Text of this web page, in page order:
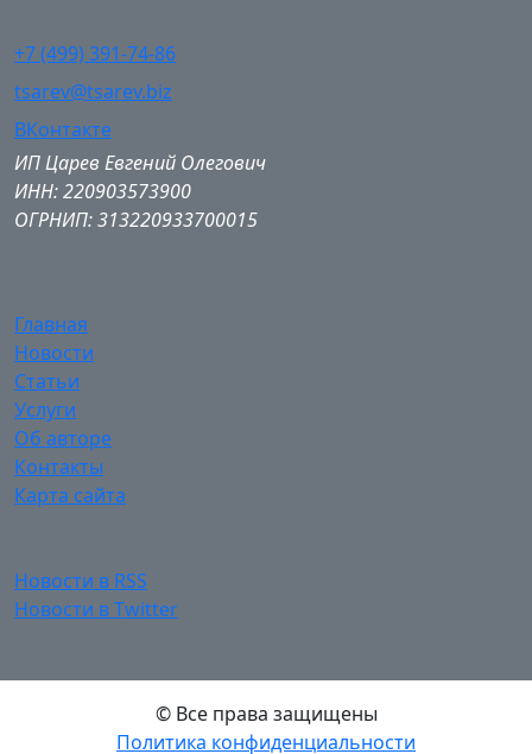
+7 (499) 391-74-86
tsarev@tsarev.biz
ВКонтакте
ИП Царев Евгений Олегович
ИНН: 220903573900
ОГРНИП: 313220933700015
Главная
Новости
Статьи
Услуги
Об авторе
Контакты
Карта сайта
Новости в RSS
Новости в Twitter
© Все права защищены
Политика конфиденциальности